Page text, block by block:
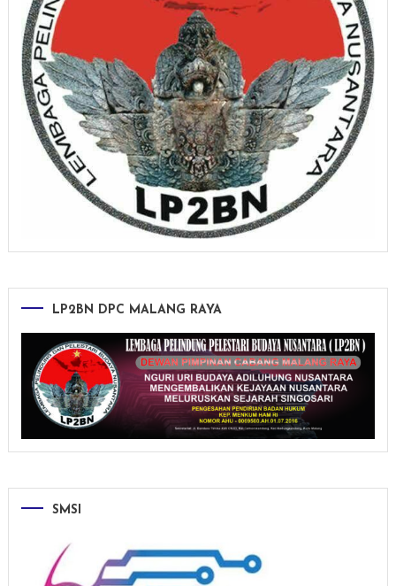
LP2BN DPC MALANG RAYA
SMSI